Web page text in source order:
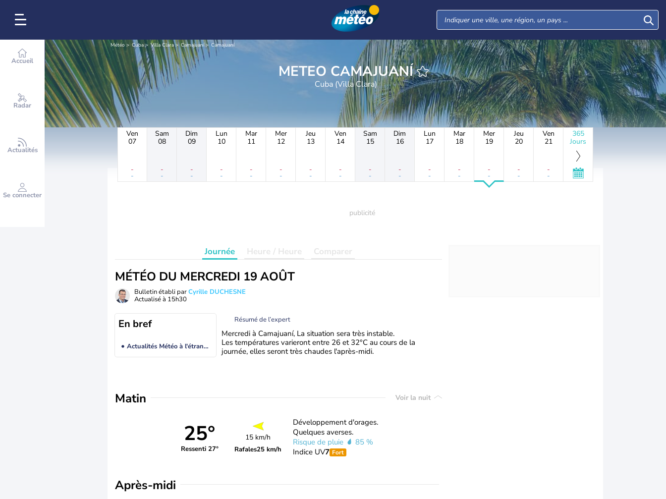
Accueil
Radar
Actualités
Se connecter
Météo Cuba Villa Clara Camajuaní Camajuaní
METEO CAMAJUANÍ
Cuba (Villa Clara)
Ven
07
-
-
Sam
08
-
-
Dim
09
-
-
Lun
10
-
-
Mar
11
-
-
Mer
12
-
-
Jeu
13
-
-
Ven
14
-
-
Sam
15
-
-
Dim
16
-
-
Lun
17
-
-
Mar
18
-
-
Mer
19
-
-
Jeu
20
-
-
Ven
21
-
-
365
Jours
Journée Heure / Heure Comparer
MÉTÉO DU MERCREDI 19 AOÛT
Bulletin établi parCyrille DUCHESNE
Actualisé à 15h30
En bref
Actualités Météo à l'étranger
Résumé de l’expert
Mercredi à Camajuaní, La situation sera très instable.
Les températures varieront entre 26 et 32°C au cours de la
journée, elles seront très chaudes l'après-midi.
Matin Voir la nuit
25°
Ressenti 27°
15 km/h
Rafales25 km/h
Développement d'orages.
Quelques averses.
Risque de pluie
85 %
Indice UV7 Fort
Après-midi